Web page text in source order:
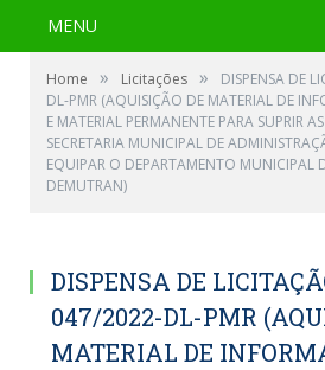
MENU
Home » Licitações »
DISPENSA DE
DL-PMR (AQUISIÇÃO DE MATERIAL DE
E MATERIAL PERMANENTE PARA SUPRIR
SECRETARIA MUNICIPAL DE
EQUIPAR O DEPARTAMENTO MUNICIPAL
DEMUTRAN)
DISPENSA DE
047/2022-DL-PMR
MATERIAL DE